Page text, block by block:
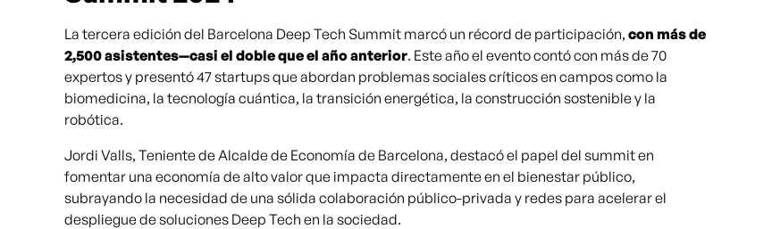
La tercera edición del Barcelona Deep Tech Summit marcó un récord de participación, con más de
2,500 asistentes—casi el doble que el año anterior. Este año el evento contó con más de 70
expertos y presentó 47 startups que abordan problemas sociales críticos en campos como la
biomedicina, la tecnología cuántica, la transición energética, la construcción sostenible y la
robótica.
Jordi Valls, Teniente de Alcalde de Economía de Barcelona, destacó el papel del summit en
fomentar una economía de alto valor que impacta directamente en el bienestar público,
subrayando la necesidad de una sólida colaboración público-privada y redes para acelerar el
despliegue de soluciones Deep Tech en la sociedad.